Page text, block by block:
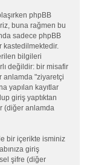
phpBB
buna rağmen bu
sadece phpBB
kastedilmektedir.
bilgileri
değildir: bir misafir
anlamda "ziyaretçi
yapılan kayıtlar
giriş yaptıktan
(diğer anlamda
bir içerikte isminiz
giriş
şifre (diğer